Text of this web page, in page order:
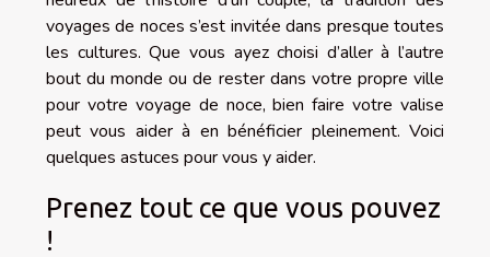
voyages de noces s’est invitée dans presque toutes
les cultures. Que vous ayez choisi d’aller à l’autre
bout du monde ou de rester dans votre propre ville
pour votre voyage de noce, bien faire votre valise
peut vous aider à en bénéficier pleinement. Voici
quelques astuces pour vous y aider.
Prenez tout ce que vous pouvez
!